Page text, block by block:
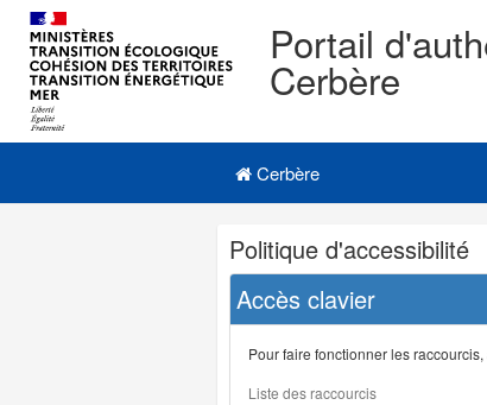
Portail
Cerbère
Navigation
Menu principal
Cerbère
Navigation
et
outils
annexes
Politique d'accessibilité
Accès clavier
Pour faire fonctionner les
Liste des raccourcis